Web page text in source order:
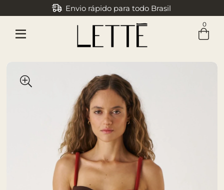
Envio rápido para todo Brasil
0